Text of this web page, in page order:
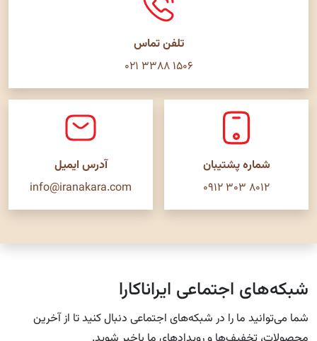
تلفن تماس
۰۲۱ ۳۳۸۸ ۱۵۰۶
شماره پشتیبان
۰۹۱۲ ۳۰۳ ۸۰۱۲
آدرس ایمیل
info@iranakara.com
شبکه‌های اجتماعی ایراناکارا
شما می‌توانید ما را در شبکه‌های اجتماعی دنبال کنید تا از آخرین